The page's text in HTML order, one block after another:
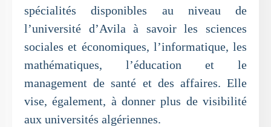
spécialités disponibles au niveau de
l’université d’Avila à savoir les sciences
sociales et économiques, l’informatique, les
mathématiques, l’éducation et le
management de santé et des affaires. Elle
vise, également, à donner plus de visibilité
aux universités algériennes.